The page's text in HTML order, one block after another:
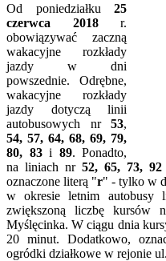
Od poniedziałku 25
czerwca 2018r.
obowiązywać zaczną
wakacyjne rozkłady
jazdy w dni
powszednie. Odrębne,
wakacyjne rozkłady
jazdy dotyczą linii
autobusowych nr 53,
54, 57, 64, 68, 69, 79,
80, 83i 89. Ponadto,
na liniach nr 52, 65, 73,
oznaczone literą "r" - tylko w
w okresie letnim
zwiększoną liczbę kursów
Myślęcinka. W ciągu dnia
20 minut. Dodatkowo,
ogródki działkowe w rejonie